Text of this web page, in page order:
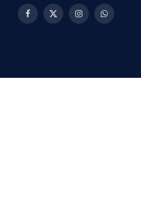
Facebook
X
InstagramWhatsApp